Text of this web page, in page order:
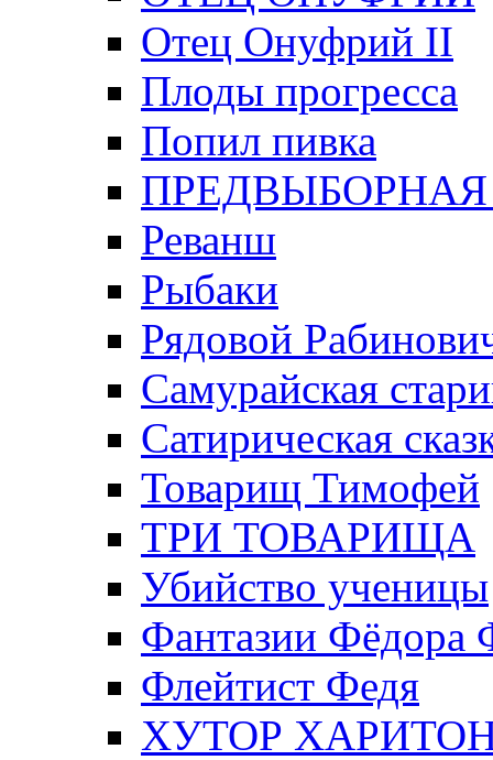
Отец Онуфрий II
Плоды прогресса
Попил пивка
Реванш
Рыбаки
Рядовой
Самурайская
Сатирическая
Товарищ Тимофей
ТРИ ТОВАРИЩА
Убийство ученицы
Фантазии Фёдора
Флейтист Федя
ХУТОР